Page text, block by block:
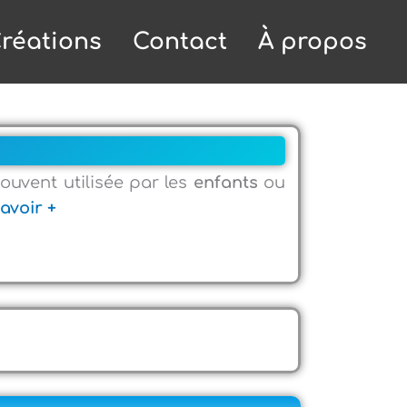
Contact À propos
utilisée par les enfants ou
+